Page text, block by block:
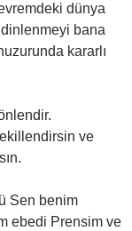
dünya
bana
kararlı
ve
Sen benim
ebedi Prensim ve